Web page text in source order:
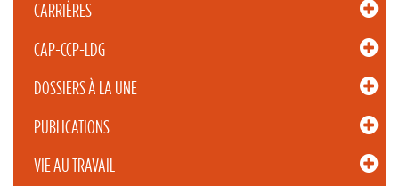
CARRIÈRES
CAP-CCP-LDG
DOSSIERS À LA UNE
PUBLICATIONS
VIE AU TRAVAIL